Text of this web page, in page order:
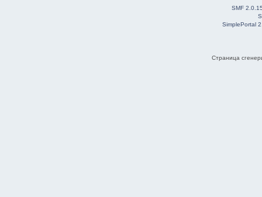
SMF
SimplePortal
Страница